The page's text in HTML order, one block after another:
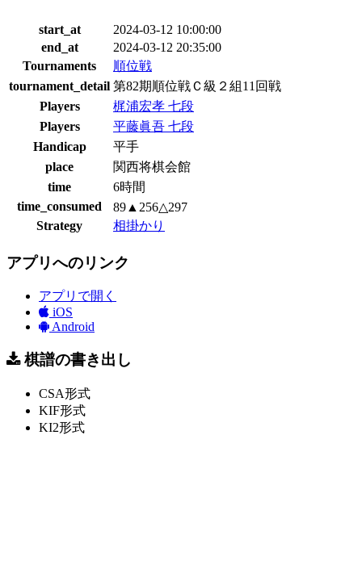
start_at
2024-03-12 10:00:00
end_at
2024-03-12 20:35:00
Tournaments
順位戦
tournament_detail 第82期順位戦Ｃ級２組11回戦
Players
梶浦宏孝 七段
Players
平藤眞吾 七段
Handicap
平手
place
関西将棋会館
time
6時間
time_consumed
89▲256△297
Strategy
相掛かり
アプリへのリンク
アプリで開く
iOS
Android
棋譜の書き出し
CSA形式
KIF形式
KI2形式